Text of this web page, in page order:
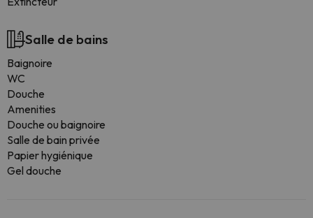
Salle de bains
Baignoire
WC
Douche
Amenities
Douche ou baignoire
Salle de bain privée
Papier hygiénique
Gel douche